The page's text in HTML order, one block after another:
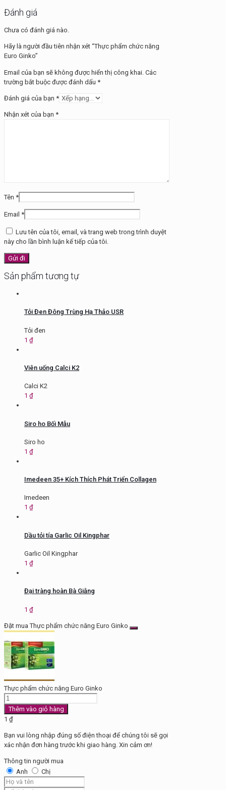
Đánh giá
Chưa có đánh giá nào.
Hãy là người đầu tiên nhận xét “Thực phẩm chức năng
Euro Ginko”
Email của bạn sẽ không được hiển thị công khai. Các
trường bắt buộc được đánh dấu *
Đánh giá của bạn *
Nhận xét của bạn *
Tên *
Email *
Lưu tên của tôi, email, và trang web trong trình duyệt
này cho lần bình luận kế tiếp của tôi.
Sản phẩm tương tự
Tỏi Đen Đông Trùng Hạ Thảo USR
Tỏi đen
1 ₫
Viên uống Calci K2
Calci K2
1 ₫
Siro ho Bối Mẫu
Siro ho
1 ₫
Imedeen 35+ Kích Thích Phát Triển Collagen
Imedeen
1 ₫
Dầu tỏi tía Garlic Oil Kingphar
Garlic Oil Kingphar
1 ₫
Đại tràng hoàn Bà Giằng
1 ₫
Đặt mua Thực phẩm chức năng Euro Ginko
Thực phẩm chức năng Euro Ginko
Thực
phẩm
chức
Euro
Ginko
lượng
Thêm vào giỏ hàng
1 ₫
Bạn vui lòng nhập đúng số điện thoại để chúng tôi sẽ gọi
xác nhận đơn hàng trước khi giao hàng. Xin cảm ơn!
Thông tin người mua
Anh
Chị